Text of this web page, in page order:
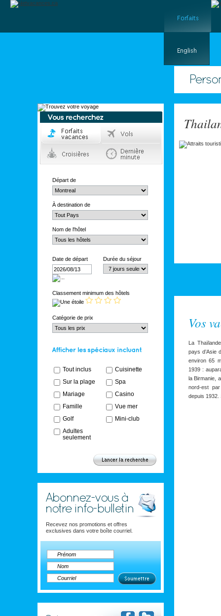
Départ de
À destination de
Nom de l'hôtel
Date de départ Durée du séjour
Classement minimum des hôtels
Catégorie de prix
Tout inclus
Cuisinette
Sur la plage
Spa
Mariage
Casino
Famille
Vue mer
Golf
Mini-club
Adultes
seulement
Recevez nos promotions et offres
exclusives dans votre boîte courriel.
Vos
La
pays d’Asie
environ 65
1939 :
la Birmanie,
nord-est
depuis 1932.